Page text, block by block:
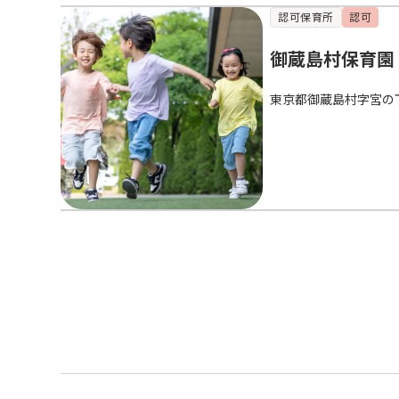
認可保育所 認可
御蔵島村保育園
東京都御蔵島村字宮の